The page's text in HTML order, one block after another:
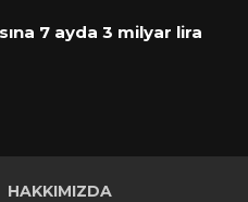
7 ayda 3 milyar lira
HAKKIMIZDA